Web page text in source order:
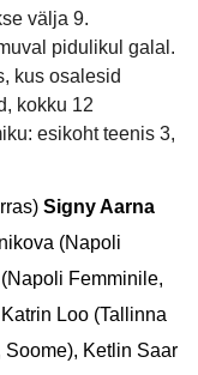
välja 9.
pidulikul galal.
kus osalesid
kokku 12
esikoht teenis 3,
Signy Aarna
(Napoli
Femminile,
Loo (Tallinna
Ketlin Saar